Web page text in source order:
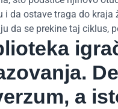
i da ostave traga do
da se prekine taj ciklus,
a